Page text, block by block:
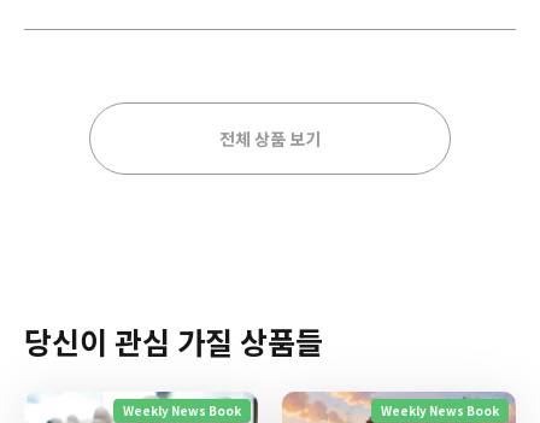
전체 상품 보기
당신이 관심 가질 상품들
Weekly News Book Weekly News Book